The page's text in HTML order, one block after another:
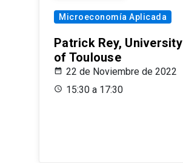
Microeconomía Aplicada
Patrick Rey, University
of Toulouse
22 de Noviembre de 2022
15:30 a 17:30